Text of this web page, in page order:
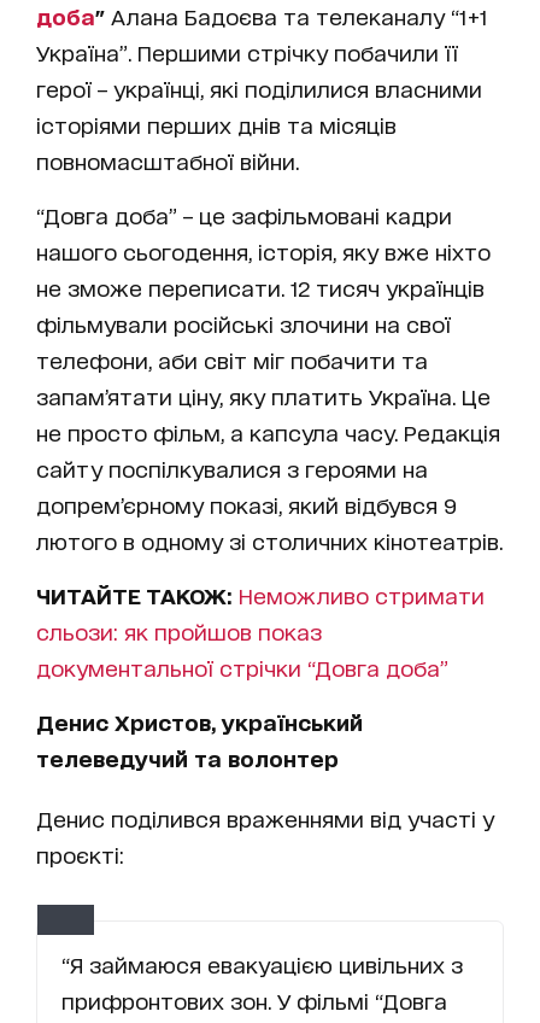
доба" Алана Бадоєва та телеканалу “1+1
Україна”. Першими стрічку побачили її
герої – українці, які поділилися власними
історіями перших днів та місяців
повномасштабної війни.
“Довга доба” – це зафільмовані кадри
нашого сьогодення, історія, яку вже ніхто
не зможе переписати. 12 тисяч українців
фільмували російські злочини на свої
телефони, аби світ міг побачити та
запам’ятати ціну, яку платить Україна. Це
не просто фільм, а капсула часу. Редакція
сайту поспілкувалися з героями на
допрем’єрному показі, який відбувся 9
лютого в одному зі столичних кінотеатрів.
ЧИТАЙТЕ ТАКОЖ: Неможливо стримати
сльози: як пройшов показ
документальної стрічки “Довга доба”
Денис Христов, український
телеведучий та волонтер
Денис поділився враженнями від участі у
проєкті:
“Я займаюся евакуацією цивільних з
прифронтових зон. У фільмі “Довга